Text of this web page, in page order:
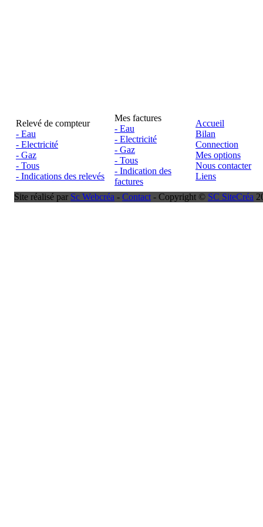
Relevé de compteur
- Eau
- Electricité
- Gaz
- Tous
- Indications des relevés
Mes factures
- Eau
- Electricité
- Gaz
- Tous
- Indication des
factures
Accueil
Bilan
Connection
Mes options
Nous contacter
Liens
Site réalisé par Sc Webcréa - Contact - Copyright © SC SiteCréa